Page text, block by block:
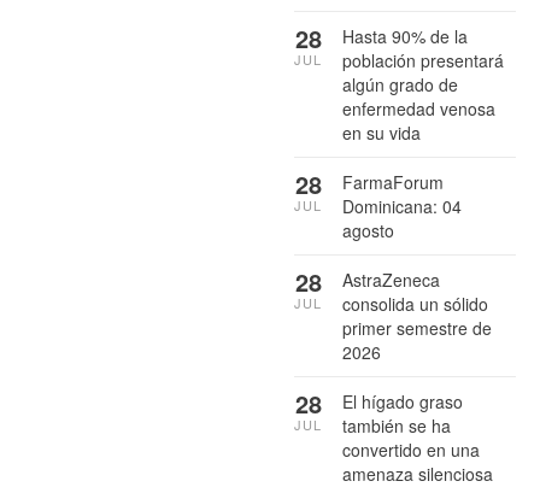
Hasta 90% de la
población presentará
algún grado de
enfermedad venosa
en su vida
28
JUL
FarmaForum
Dominicana: 04
agosto
28
JUL
AstraZeneca
consolida un sólido
primer semestre de
2026
28
JUL
El hígado graso
también se ha
convertido en una
amenaza silenciosa
28
JUL